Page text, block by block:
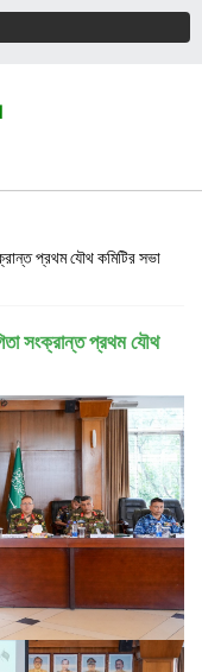
প্রথম যৌথ কমিটির সভা
সংক্রান্ত প্রথম যৌথ